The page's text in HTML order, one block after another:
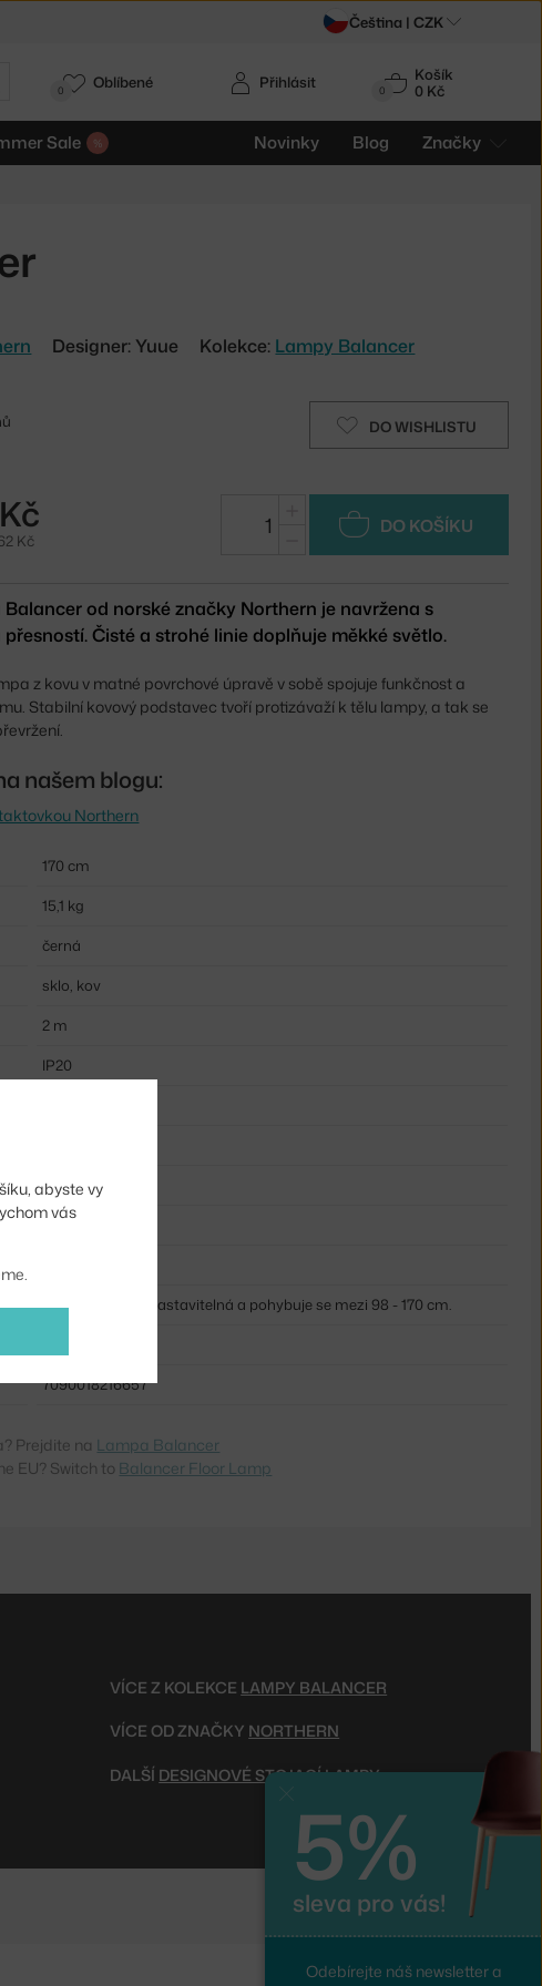
0
Košík
0 Kč
Sale Novinky Blog Značky
Přihlásit
0 Oblíbené
Designer: Yuue Kolekce: Lampy Balancer
DO WISHLISTU
Kč
DO KOŠÍKU
od norské značky Northern je navržena s
Čisté a strohé linie doplňuje měkké světlo.
z kovu v matné povrchové úpravě v sobě spojuje funkčnost a
Stabilní kovový podstavec tvoří protizávaží k tělu lampy, a tak se
našem blogu:
Northern
170 cm
15,1 kg
černá
sklo, kov
2 m
IP20
přímé osvětlení
ne
Výška lampy je nastavitelná a pohybuje se mezi 98 - 170 cm.
7090018216657
Prejdite na Lampa Balancer
EU? Switch to Balancer Floor Lamp
VÍCE Z KOLEKCE LAMPY BALANCER
VÍCE OD ZNAČKY NORTHERN
DALŠÍ DESIGNOVÉ STOJACÍ LAMPY
Čeština | CZK
abyste vy
vás
5%
sleva pro vás!
Odebírejte náš newsletter a